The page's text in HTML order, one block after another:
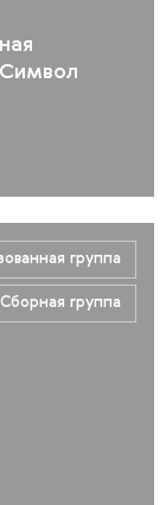
группа
Сборная группа